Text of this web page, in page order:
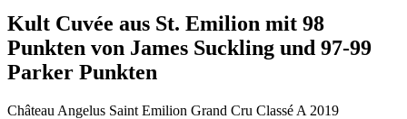
Kult Cuvée aus St. Emilion mit 98
Punkten von James Suckling und 97-99
Parker Punkten
Château Angelus Saint Emilion Grand Cru Classé A 2019